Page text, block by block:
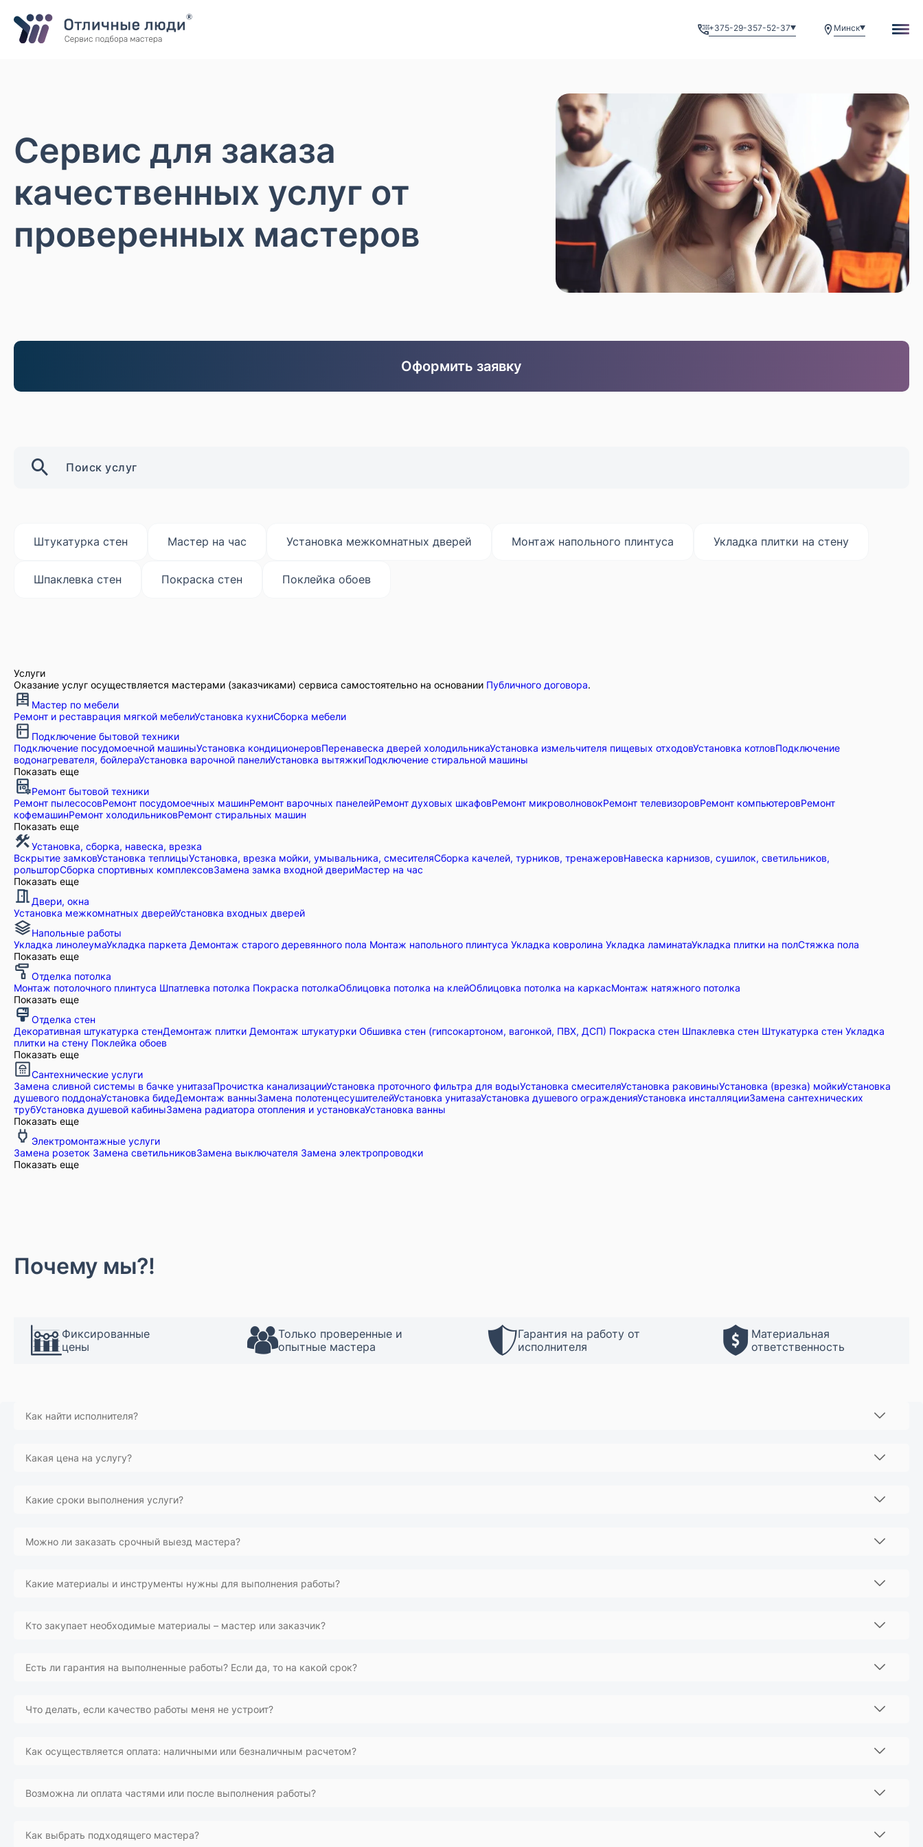
+375-29-357-52-37 Минск
Сервис для заказа
качественных услуг от
проверенных мастеров
Оформить заявку
Штукатурка стен Мастер на час Установка межкомнатных дверей Монтаж напольного плинтуса Укладка плитки на стену
Шпаклевка стен Покраска стен Поклейка обоев
Услуги
Оказание услуг осуществляется мастерами (заказчиками) сервиса самостоятельно на основании Публичного договора.
Мастер по мебели
Ремонт и реставрация мягкой мебелиУстановка кухниСборка мебели
Подключение бытовой техники
Подключение посудомоечной машиныУстановка кондиционеровПеренавеска дверей холодильникаУстановка измельчителя пищевых отходовУстановка котловПодключение
водонагревателя, бойлераУстановка варочной панелиУстановка вытяжкиПодключение стиральной машины
Показать еще
Ремонт бытовой техники
Ремонт пылесосовРемонт посудомоечных машинРемонт варочных панелейРемонт духовых шкафовРемонт микроволновокРемонт телевизоровРемонт компьютеровРемонт
кофемашинРемонт холодильниковРемонт стиральных машин
Показать еще
Установка, сборка, навеска, врезка
Вскрытие замковУстановка теплицыУстановка, врезка мойки, умывальника, смесителяСборка качелей, турников, тренажеровНавеска карнизов, сушилок, светильников,
рольшторСборка спортивных комплексовЗамена замка входной двериМастер на час
Показать еще
Двери, окна
Установка межкомнатных дверейУстановка входных дверей
Напольные работы
Укладка линолеумаУкладка паркета Демонтаж старого деревянного пола Монтаж напольного плинтуса Укладка ковролина Укладка ламинатаУкладка плитки на полСтяжка пола
Показать еще
Отделка потолка
Монтаж потолочного плинтуса Шпатлевка потолка Покраска потолкаОблицовка потолка на клейОблицовка потолка на каркасМонтаж натяжного потолка
Показать еще
Отделка стен
Декоративная штукатурка стенДемонтаж плитки Демонтаж штукатурки Обшивка стен (гипсокартоном, вагонкой, ПВХ, ДСП) Покраска стен Шпаклевка стен Штукатурка стен Укладка
плитки на стену Поклейка обоев
Показать еще
Сантехнические услуги
Замена сливной системы в бачке унитазаПрочистка канализацииУстановка проточного фильтра для водыУстановка смесителяУстановка раковиныУстановка (врезка) мойкиУстановка
душевого поддонаУстановка бидеДемонтаж ванныЗамена полотенцесушителейУстановка унитазаУстановка душевого огражденияУстановка инсталляцииЗамена сантехнических
трубУстановка душевой кабиныЗамена радиатора отопления и установкаУстановка ванны
Показать еще
Электромонтажные услуги
Замена розеток Замена светильниковЗамена выключателя Замена электропроводки
Показать еще
Почему мы?!
Фиксированные
цены
Только проверенные и
опытные мастера
Гарантия на работу от
исполнителя
Материальная
ответственность
Как найти исполнителя?
Вы можете оставить заявку онлайн, заполнив простую форму на нашем сайте. Мы свяжемся с вами в ближайшее время и обсудим все детали вашего заказа. Или вы можете
Какая цена на услугу?
Мастера из нашей базы работают по средне рыночным ценам - без завышения тарифов и скрытых доплат.
Какие сроки выполнения услуги?
Сроки выполнения услуги зависят от сложности заказа и договоренности с мастером. В среднем это занимает от 1 до 3 дней на мелкие работы. Сложные работы только по
Можно ли заказать срочный выезд мастера?
Наши специалисты оперативно реагируют на все заявки, поэтому оформление срочного вызова не требуется!
Какие материалы и инструменты нужны для выполнения работы?
Никаких дополнительных материалов от вас не потребуется. Мастер привезет всё необходимое.
Кто закупает необходимые материалы – мастер или заказчик?
Материалы могут быть предоставлены как мастером, так и заказчиком — выбирайте удобный для вас вариант.
Есть ли гарантия на выполненные работы? Если да, то на какой срок?
Да, гарантия предоставляется исполнителем. Срок зависит от типа работ и составляет от 3 месяцев до 2 лет.
Что делать, если качество работы меня не устроит?
Заполните форму «Претензия » в нижней части сайта. Мы оперативно решим ваш вопрос.
Как осуществляется оплата: наличными или безналичным расчетом?
Оплата осуществляется напрямую мастеру, удобный способ вы согласуете с ним лично.
Возможна ли оплата частями или после выполнения работы?
Оплата производится только после завершения работ и вашего подтверждения их качества.
Как выбрать подходящего мастера?
За каждый оформленный заказ вы получаете Cash-back на свой счет
Итого:
0.00руб.